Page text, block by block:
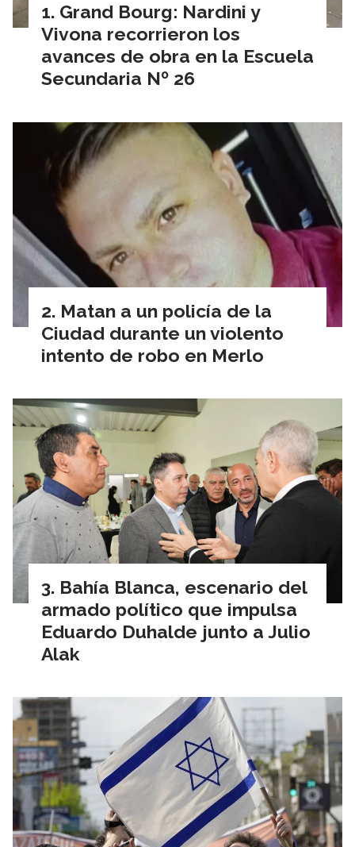
Grand Bourg: Nardini y
Vivona recorrieron los
avances de obra en la Escuela
Secundaria Nº 26
Matan a un policía de la
Ciudad durante un violento
intento de robo en Merlo
Bahía Blanca, escenario del
armado político que impulsa
Eduardo Duhalde junto a Julio
Alak